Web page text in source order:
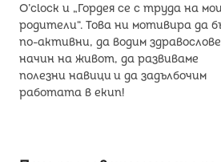
O’clock и „Гордея се с труда на
родители“. Това ни мотивира да
по-активни, да водим
начин на живот, да развиваме
полезни навици и да задълбочим
работата в екип!